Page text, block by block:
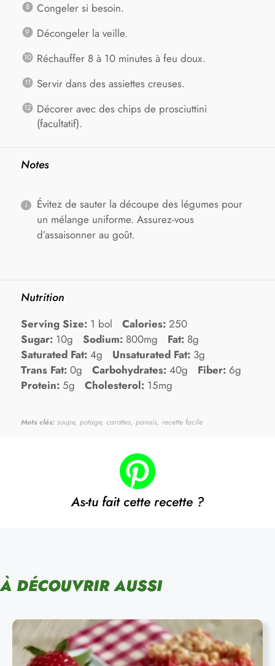
Congeler si besoin.
Décongeler la veille.
Réchauffer 8 à 10 minutes à feu doux.
Servir dans des assiettes creuses.
Décorer avec des chips de prosciuttini
(facultatif).
Notes
Évitez de sauter la découpe des légumes pour
un mélange uniforme. Assurez-vous
d’assaisonner au goût.
Nutrition
Serving Size: 1 bol Calories: 250
Sugar: 10g Sodium: 800mg Fat: 8g
Saturated Fat: 4g Unsaturated Fat: 3g
Trans Fat: 0g Carbohydrates: 40g Fiber: 6g
Protein: 5g Cholesterol: 15mg
Mots clés: soupe, potage, carottes, panais, recette facile
As-tu fait cette recette ?
À DÉCOUVRIR AUSSI